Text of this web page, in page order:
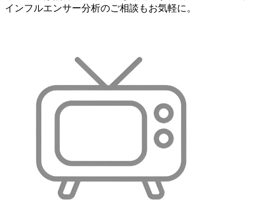
インフルエンサー分析のご相談もお気軽に。